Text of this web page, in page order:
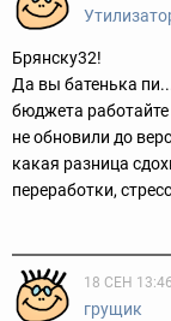
Брянску32!
Да вы батенька
бюджета
не обновили до
какая разница
переработки,
18 СЕН 13:46
грущик